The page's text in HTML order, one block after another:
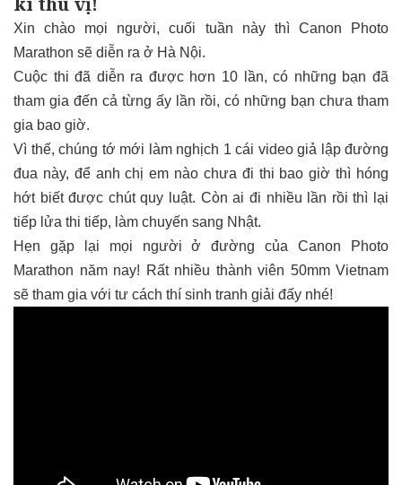
Xin chào mọi người, cuối tuần này thì Canon Photo
Marathon sẽ diễn ra ở Hà Nội.
Cuộc thi đã diễn ra được hơn 10 lần, có những bạn đã
tham gia đến cả từng ấy lần rồi, có những bạn chưa tham
gia bao giờ.
Vì thế, chúng tớ mới làm nghịch 1 cái video giả lập đường
đua này, để anh chị em nào chưa đi thi bao giờ thì hóng
hớt biết được chút quy luật. Còn ai đi nhiều lần rồi thì lại
tiếp lửa thi tiếp, làm chuyến sang Nhật.
Hẹn gặp lại mọi người ở đường của Canon Photo
Marathon năm nay! Rất nhiều thành viên 50mm Vietnam
sẽ tham gia với tư cách thí sinh tranh giải đấy nhé!